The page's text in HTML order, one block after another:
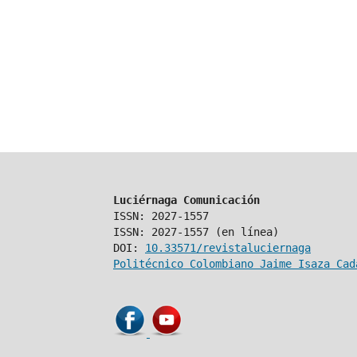
Luciérnaga Comunicación
ISSN: 2027-1557
ISSN: 2027-1557 (en línea)
DOI: 10.33571/revistaluciernaga
Politécnico Colombiano Jaime Isaza